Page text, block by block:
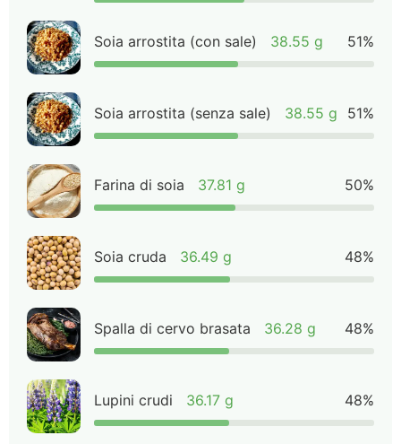
Soia arrostita (con sale) 38.55 g 51%
Soia arrostita (senza sale) 38.55 g 51%
Farina di soia 37.81 g 50%
Soia cruda 36.49 g 48%
Spalla di cervo brasata 36.28 g 48%
Lupini crudi 36.17 g 48%